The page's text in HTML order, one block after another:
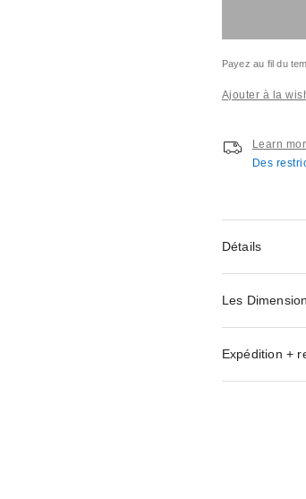
Payez au fil du
Ajouter à la
Learn
Des
Détails
Les
Expédition +